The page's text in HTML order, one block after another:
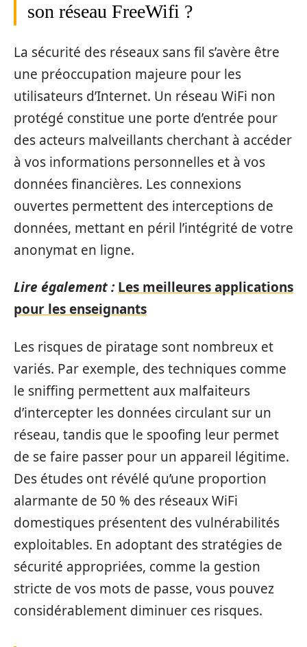
son réseau FreeWifi ?
La sécurité des réseaux sans fil s’avère être
une préoccupation majeure pour les
utilisateurs d’Internet. Un réseau WiFi non
protégé constitue une porte d’entrée pour
des acteurs malveillants cherchant à accéder
à vos informations personnelles et à vos
données financières. Les connexions
ouvertes permettent des interceptions de
données, mettant en péril l’intégrité de votre
anonymat en ligne.
Lire également : Les meilleures applications
pour les enseignants
Les risques de piratage sont nombreux et
variés. Par exemple, des techniques comme
le sniffing permettent aux malfaiteurs
d’intercepter les données circulant sur un
réseau, tandis que le spoofing leur permet
de se faire passer pour un appareil légitime.
Des études ont révélé qu’une proportion
alarmante de 50 % des réseaux WiFi
domestiques présentent des vulnérabilités
exploitables. En adoptant des stratégies de
sécurité appropriées, comme la gestion
stricte de vos mots de passe, vous pouvez
considérablement diminuer ces risques.